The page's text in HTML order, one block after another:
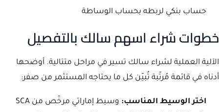
حساب بنكي لربطه بحساب الوساطة
خطوات شراء اسهم سالك بالتفصيل
الآلية العملية لشراء سالك تسير في مراحل متتالية. أوضحها
أدناه في قائمة مُرتّبة تُبيّن كل ما يحتاجه المستثمر من صفر:
اختر الوسيط المناسب:
وسيط إماراتي مرخّص من SCA